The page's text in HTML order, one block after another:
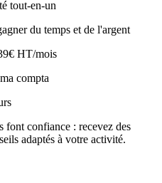
tout-en-un
du temps et de l'argent
HT/mois
compta
font confiance : recevez des
adaptés à votre activité.